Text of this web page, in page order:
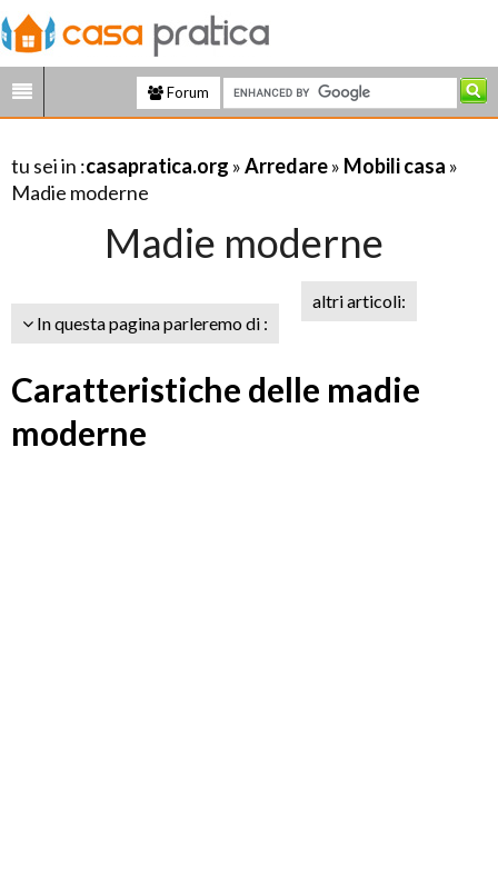
Forum
tu sei in :casapratica.org »Arredare» Mobili casa »
Madie moderne
Madie moderne
In questa pagina parleremo di :
altri articoli:
Caratteristiche delle madie
moderne